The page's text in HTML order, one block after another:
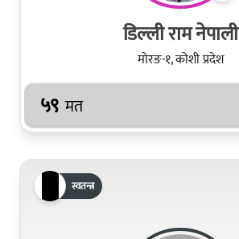
डिल्ली राम नेपाली
मोरङ-१, कोशी प्रदेश
५९ मत
स्वतन्त्र